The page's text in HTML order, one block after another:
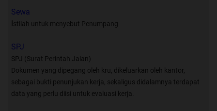
#13 Ticketing, Perusahaan Otobus,
#15 Tips Perjalanan
#16 Istilah Dunia Perbisan
#17 Paper Bus, Hobby dan
Sewa
Istilah untuk menyebut Penumpang
SPJ
SPJ (Surat Perintah Jalan)
Dokumen yang dipegang oleh kru, dikeluarkan oleh kantor,
sebagai bukti penunjukan kerja, sekaligus didalamnya terdapat
data yang perlu diisi untuk evaluasi kerja.